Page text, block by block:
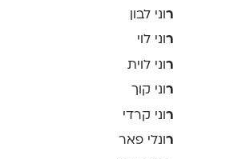
רוני לבון
ר וני לוי
ר וני לוית
רוני קוך
ר וני קרדי
רונלי פאר